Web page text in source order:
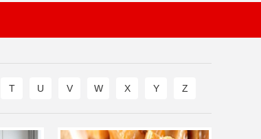
T U V W X Y Z